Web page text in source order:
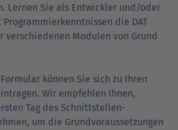
Lernen Sie als Entwickler und/oder
die DAT
Modulen von Grund
können Sie sich zu Ihren
Wir empfehlen Ihnen,
Tag des Schnittstellen-
um die Grund­voraussetzungen